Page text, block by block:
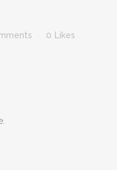
0 Likes